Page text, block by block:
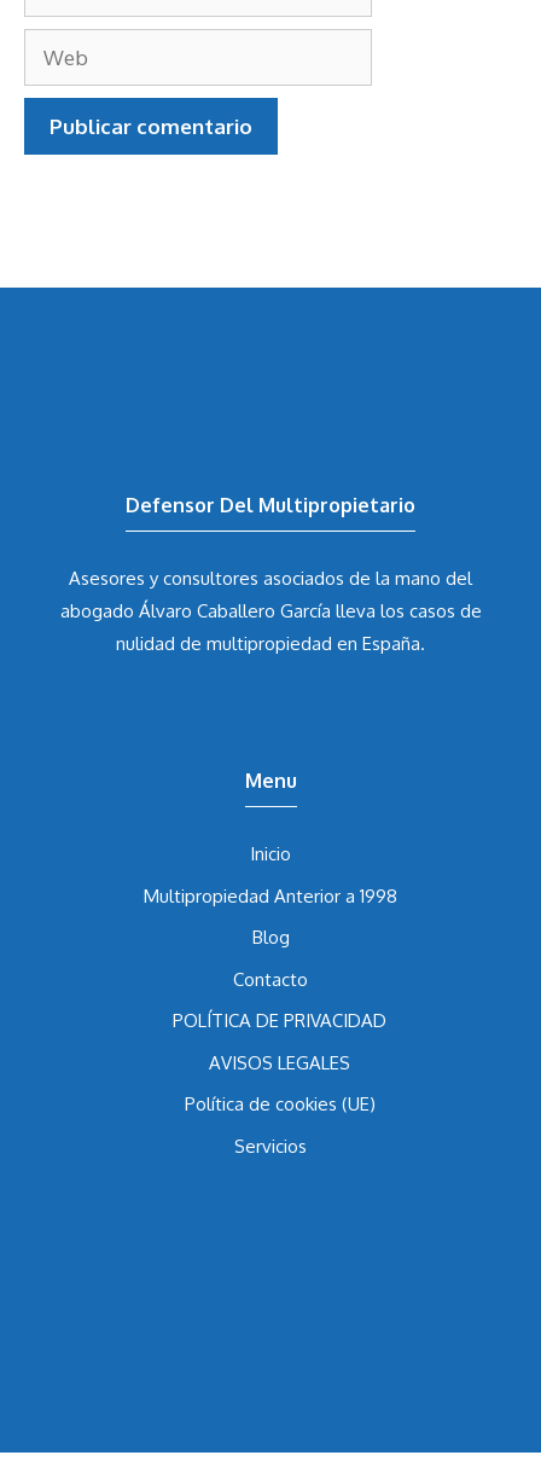
Correo
electrónico
Web
Asesores y consultores asociados de la mano del
abogado Álvaro Caballero Garcíalleva los casos de
Inicio
Multipropiedad Anterior a 1998
Blog
Contacto
POLÍTICA DE PRIVACIDAD
AVISOS LEGALES
Política de cookies (UE)